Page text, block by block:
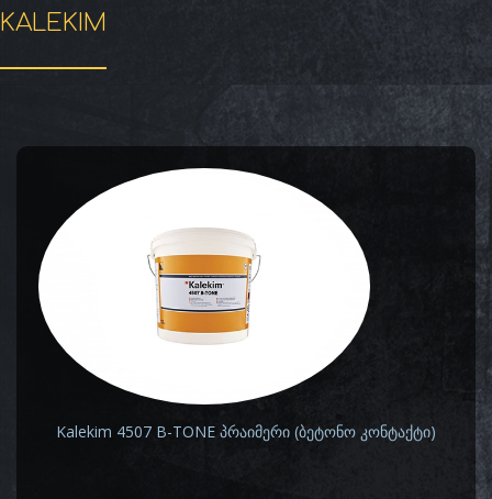
KALEKIM
Kalekim 4507 B-TONE პრაიმერი (ბეტონო კონტაქტი)